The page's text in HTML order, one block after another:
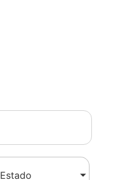
Estado